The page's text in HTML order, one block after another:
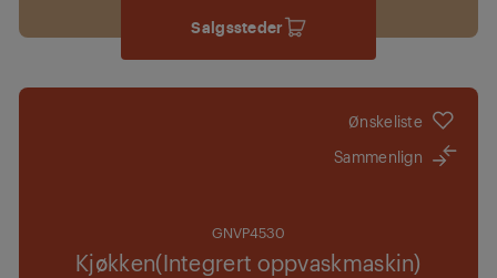
Salgssteder
Ønskeliste
Sammenlign
GNVP4530
Kjøkken(Integrert oppvaskmaskin)